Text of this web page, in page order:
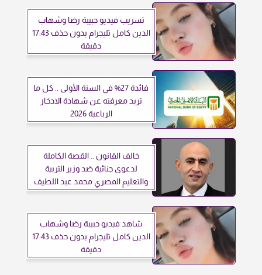
تسريب فيديو حبيبة رضا وشهاب
الدين كامل تليجرام بدون حذف 17:43
دقيقة
فائدة 27% في السنة الأولى .. كل ما
تريد معرفته عن شهادة الادخار
الرباعية 2026
خالف القانون .. القصة الكاملة
لدعوى جنائية ضد وزير التربية
والتعليم المصري محمد عبد اللطيف
شاهد فيديو حبيبة رضا وشهاب
الدين كامل تليجرام بدون حذف 17:43
دقيقة